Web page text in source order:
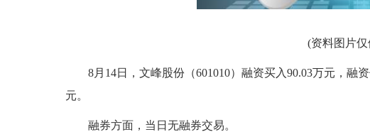
(资料图片
8月14日，文峰股份（601010）融资买入90.03万元，融
元。
融券方面，当日无融券交易。